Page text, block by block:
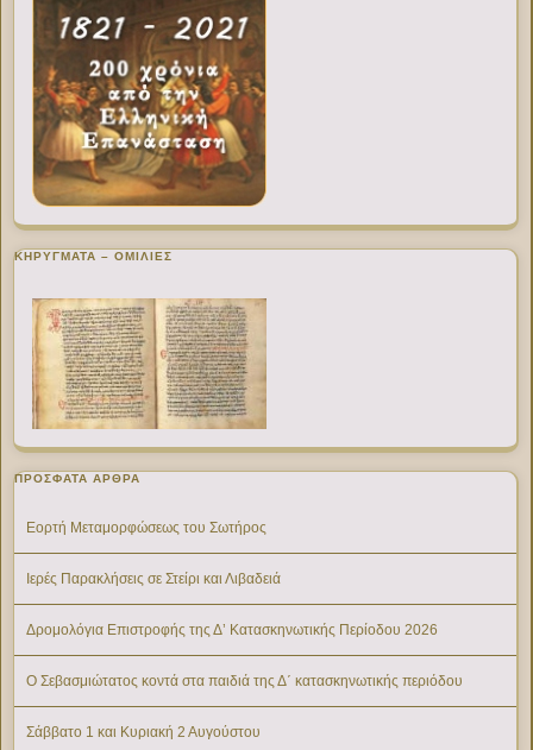
ΚΗΡΥΓΜΑΤΑ – ΟΜΙΛΙΕΣ
ΠΡΌΣΦΑΤΑ ΆΡΘΡΑ
Εορτή Μεταμορφώσεως του Σωτήρος
Ιερές Παρακλήσεις σε Στείρι και Λιβαδειά
Δρομολόγια Επιστροφής της Δ’ Κατασκηνωτικής Περίοδου 2026
Ο Σεβασμιώτατος κοντά στα παιδιά της Δ΄ κατασκηνωτικής περιόδου
Σάββατο 1 και Κυριακή 2 Αυγούστου